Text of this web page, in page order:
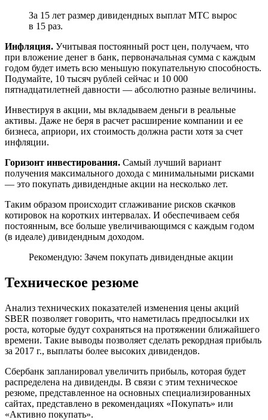
За 15 лет размер дивидендных выплат МТС вырос
в 15 раз.
Инфляция. Учитывая постоянный рост цен, получаем, что
при вложение денег в банк, первоначальная сумма с каждым
годом будет иметь всю меньшую покупательную способность.
Подумайте, 10 тысяч рублей сейчас и 10 000
пятнадцатилетней давности — абсолютно разные величины.
Инвестируя в акции, мы вкладываем деньги в реальные
активы. Даже не беря в расчет расширение компании и ее
бизнеса, априори, их стоимость должна расти хотя за счет
инфляции.
Горизонт инвестирования. Самый лучший вариант
получения максимального дохода с минимальными рисками
— это покупать дивидендные акции на несколько лет.
Таким образом происходит сглаживание рисков скачков
котировок на коротких интервалах. И обеспечиваем себя
постоянным, все больше увеличивающимся с каждым годом
(в идеале) дивидендным доходом.
Рекомендую: Зачем покупать дивидендные акции
Техническое резюме
Анализ технических показателей изменения цены акций
SBER позволяет говорить, что наметилась предпосылки их
роста, которые будут сохраняться на протяжении ближайшего
времени. Такие выводы позволяет сделать рекордная прибыль
за 2017 г., выплаты более высоких дивидендов.
Сбербанк запланировал увеличить прибыль, которая будет
распределена на дивиденды. В связи с этим техническое
резюме, представленное на основных специализированных
сайтах, представлено в рекомендациях «Покупать» или
«Активно покупать».